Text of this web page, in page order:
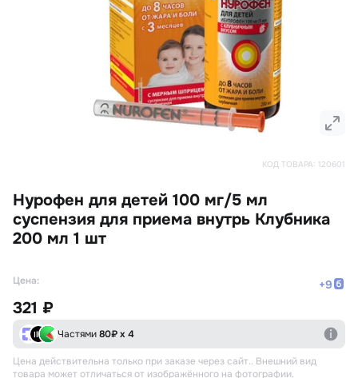
КОД ТОВАРА: 120601
Нурофен для детей 100 мг/5 мл
суспензия для приема внутрь Клубника
200 мл 1 шт
Цена: +9
321 ₽
Частями80₽ х 4
Цена действительна только при заказе через сайт.. Внешний вид
товара может отличаться от изображённого на фотографии.